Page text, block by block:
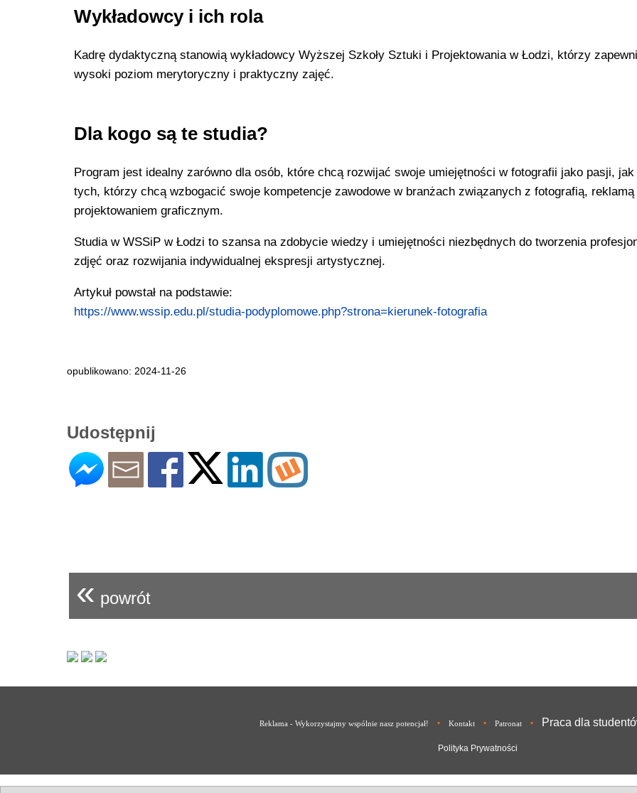
Wykładowcy i ich rola
Kadrę dydaktyczną stanowią wykładowcy Wyższej Szkoły Sztuki i Projektowania w Łodzi, którzy
wysoki poziom merytoryczny i praktyczny zajęć.
Dla kogo są te studia?
Program jest idealny zarówno dla osób, które chcą rozwijać swoje umiejętności w fotografii jako pasji, jak
tych, którzy chcą wzbogacić swoje kompetencje zawodowe w branżach związanych z fotografią,
projektowaniem graficznym.
Studia w WSSiP w Łodzi to szansa na zdobycie wiedzy i umiejętności niezbędnych do tworzenia
zdjęć oraz rozwijania indywidualnej ekspresji artystycznej.
Artykuł powstał na podstawie:
https://www.wssip.edu.pl/studia-podyplomowe.php?strona=kierunek-fotografia
opublikowano: 2024-11-26
Udostępnij
« powrót
Reklama - Wykorzystajmy wspólnie nasz potencjał! • Kontakt • Patronat • Praca dla
Polityka Prywatności